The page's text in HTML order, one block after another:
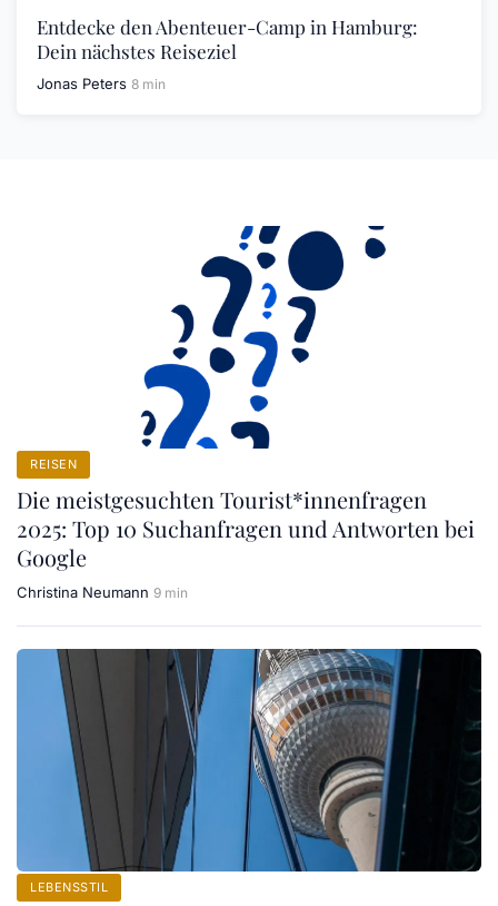
Entdecke den Abenteuer-Camp in Hamburg:
Dein nächstes Reiseziel
Jonas Peters 8 min
REISEN
Die meistgesuchten Tourist*innenfragen
2025: Top 10 Suchanfragen und Antworten bei
Google
Christina Neumann 9 min
LEBENSSTIL